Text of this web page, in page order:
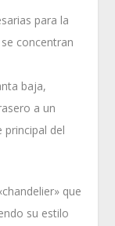
para la
concentran
baja,
a un
del
que
su estilo